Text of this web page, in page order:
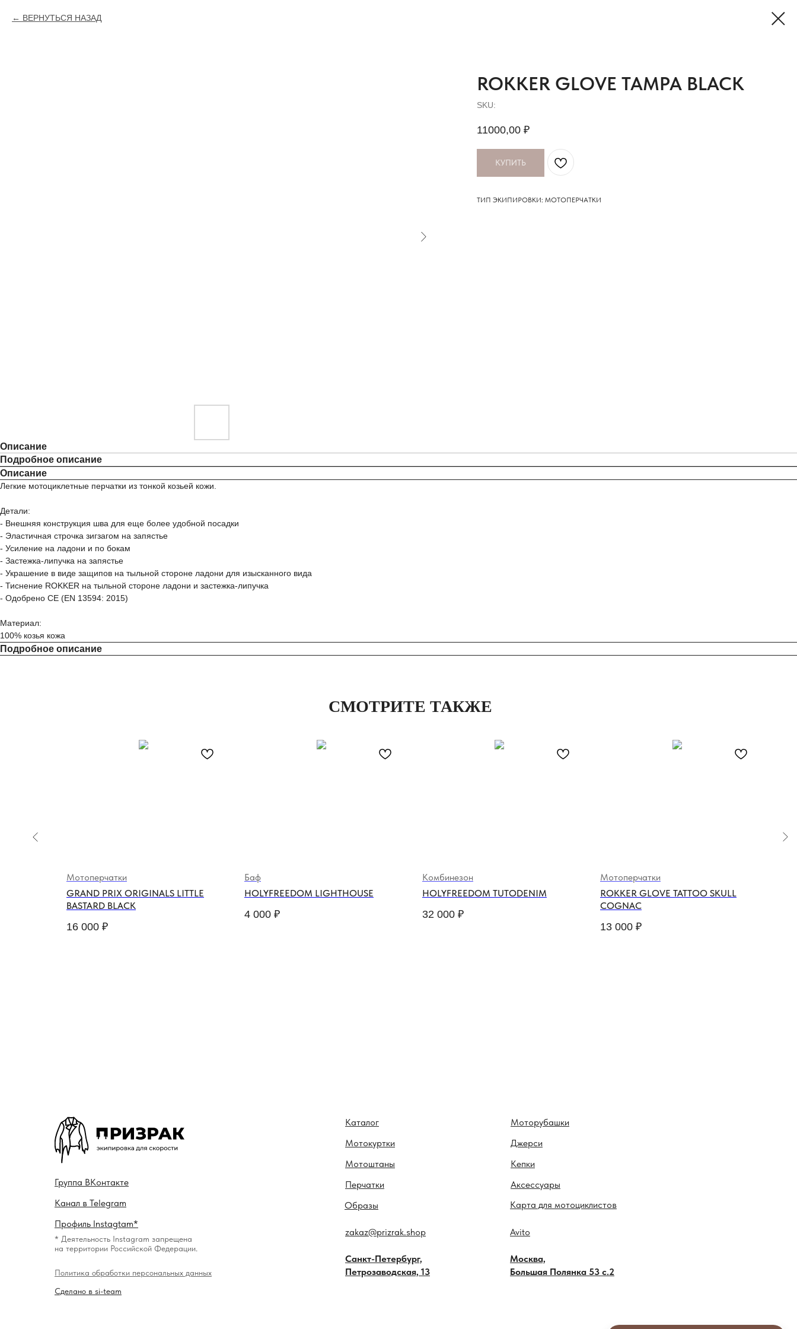
ВЕРНУТЬСЯ НАЗАД
ROKKER GLOVE TAMPA BLACK
SKU:
11000,00 ₽
КУПИТЬ
ТИП ЭКИПИРОВКИ: МОТОПЕРЧАТКИ
Описание
Подробное описание
Описание
Легкие мотоциклетные перчатки из тонкой козьей кожи.
Детали:
- Внешняя конструкция шва для еще более удобной посадки
- Эластичная строчка зигзагом на запястье
- Усиление на ладони и по бокам
- Застежка-липучка на запястье
- Украшение в виде защипов на тыльной стороне ладони для изысканного вида
- Тиснение ROKKER на тыльной стороне ладони и застежка-липучка
- Одобрено CE (EN 13594: 2015)
Материал:
100% козья кожа
Подробное описание
СМОТРИТЕ ТАКЖЕ
GRAND PRIX ORIGINALS LITTLE
BASTARD BLACK
Мотоперчатки
16 000 ₽
HOLYFREEDOM LIGHTHOUSE
Баф
4 000 ₽
HOLYFREEDOM TUTODENIM
Комбинезон
32 000 ₽
ROKKER GLOVE TATTOO SKULL
COGNAC
Мотоперчатки
13 000 ₽
Политика обработки персональных данных
Сделано в si-team
Каталог
Мотокуртки
Мотоштаны
Перчатки
Карта для мотоциклистов
Моторубашки
Образы
Джерси
Кепки
Аксессуары
Канал в Telegram
* Деятельность Instagram запрещена
на территории Российской Федерации.
Профиль Instagtam*
Гру ппа ВКонтакте
zakaz@prizrak.shop
Москва,
Большая Полянка 53 с.2
Санкт-Петербург,
Петрозаводская, 13
Avito